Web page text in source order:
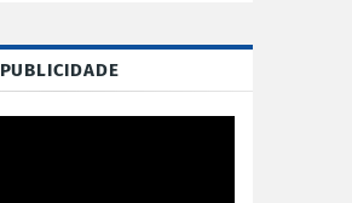
PUBLICIDADE